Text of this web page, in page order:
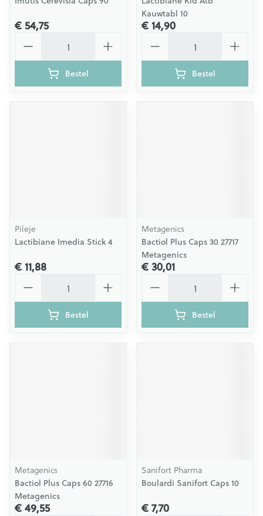
€ 54,75
Bestel
Kauwtabl 10
€ 14,90
Bestel
Pileje
Lactibiane Imedia Stick 4
€ 11,88
Bestel
Metagenics
Bactiol Plus Caps 30 27717
Metagenics
€ 30,01
Bestel
Metagenics
Bactiol Plus Caps 60 27716
Metagenics
€ 49,55
Sanifort Pharma
Boulardi Sanifort Caps 10
€ 7,70